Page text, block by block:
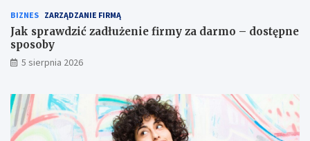
BIZNES ZARZĄDZANIE FIRMĄ
Jak sprawdzić zadłużenie firmy za darmo – dostępne
sposoby
5 sierpnia 2026